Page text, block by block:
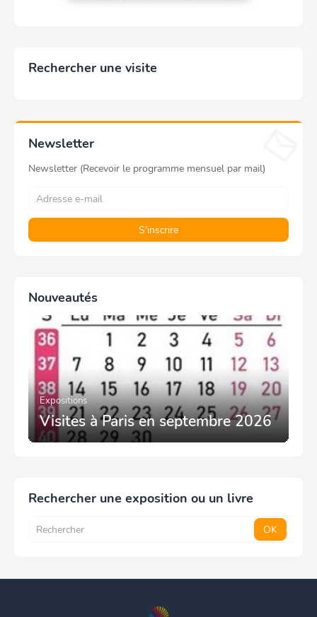
Rechercher une visite
Newsletter
Newsletter (Recevoir le programme mensuel par mail)
Nouveautés
Expositions
Visites à Paris en septembre 2026
Rechercher une exposition ou un livre